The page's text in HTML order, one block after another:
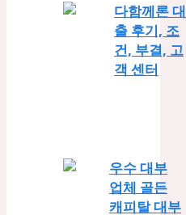
다함께론 대
출 후기, 조
건, 부결, 고
객 센터
우수 대부
업체 골든
캐피탈 대부